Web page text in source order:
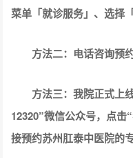
菜单「就诊服务」、选择
方法二：电话咨询预
方法三：我院正式上
12320”微信公众号，点
接预约苏州肛泰中医院的